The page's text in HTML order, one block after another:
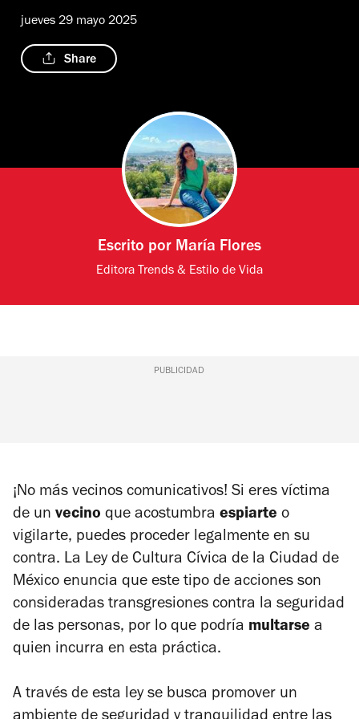
jueves 29 mayo 2025
Share
Escrito por María Flores
Editora Trends & Estilo de Vida
PUBLICIDAD
¡No más vecinos comunicativos! Si eres víctima
de un vecino que acostumbra espiarte o
vigilarte, puedes proceder legalmente en su
contra. La Ley de Cultura Cívica de la Ciudad de
México enuncia que este tipo de acciones son
consideradas transgresiones contra la seguridad
de las personas, por lo que podría multarse a
quien incurra en esta práctica.
A través de esta ley se busca promover un